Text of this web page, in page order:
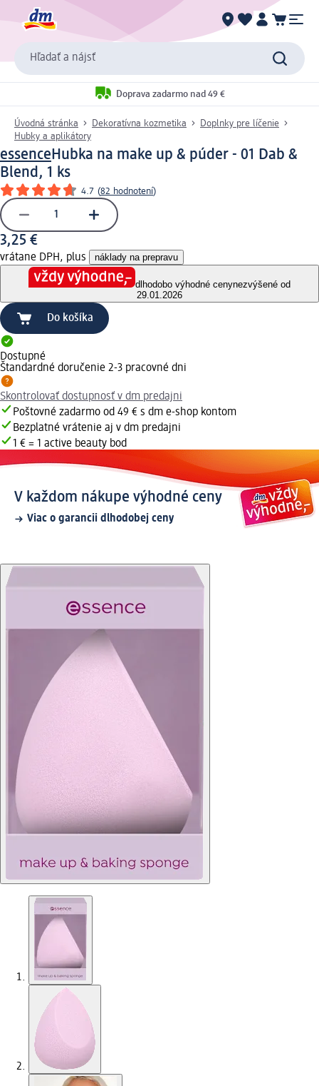
Hľadať a nájsť
Doprava zadarmo nad 49 €
Úvodná stránka Dekoratívna kozmetika
Doplnky pre líčenie
Hubky a aplikátory
essence Hubka na make up & púder - 01 Dab &
Blend, 1 ks
4.7 (82 hodnotení)
3,25 €
vrátane DPH, plus náklady na prepravu
dlhodobo výhodné cenynezvýšené od
29.01.2026
Do košíka
Dostupné
Štandardné doručenie 2-3 pracovné dni
Skontrolovať dostupnosť v dm predajni
Poštovné zadarmo od 49 € s dm e-shop kontom
Bezplatné vrátenie aj v dm predajni
1 € = 1 active beauty bod
V každom nákupe výhodné ceny
Viac o garancii dlhodobej ceny